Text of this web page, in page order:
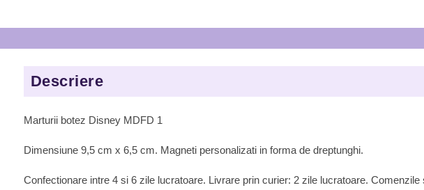
Disney,
Descriere
Marturii botez Disney MDFD 1
Dimensiune 9,5 cm x 6,5 cm. Magneti personalizati in forma de dreptunghi.
Confectionare intre 4 si 6 zile lucratoare. Livrare prin curier: 2 zile lucratoare.